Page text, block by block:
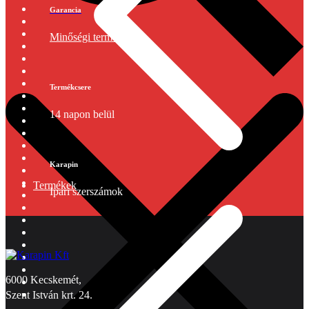
Termékek
Garancia
Minőségi termékek
Termékcsere
14 napon belül
Karapin
Ipari szerszámok
6000 Kecskemét,
Szent István krt. 24.